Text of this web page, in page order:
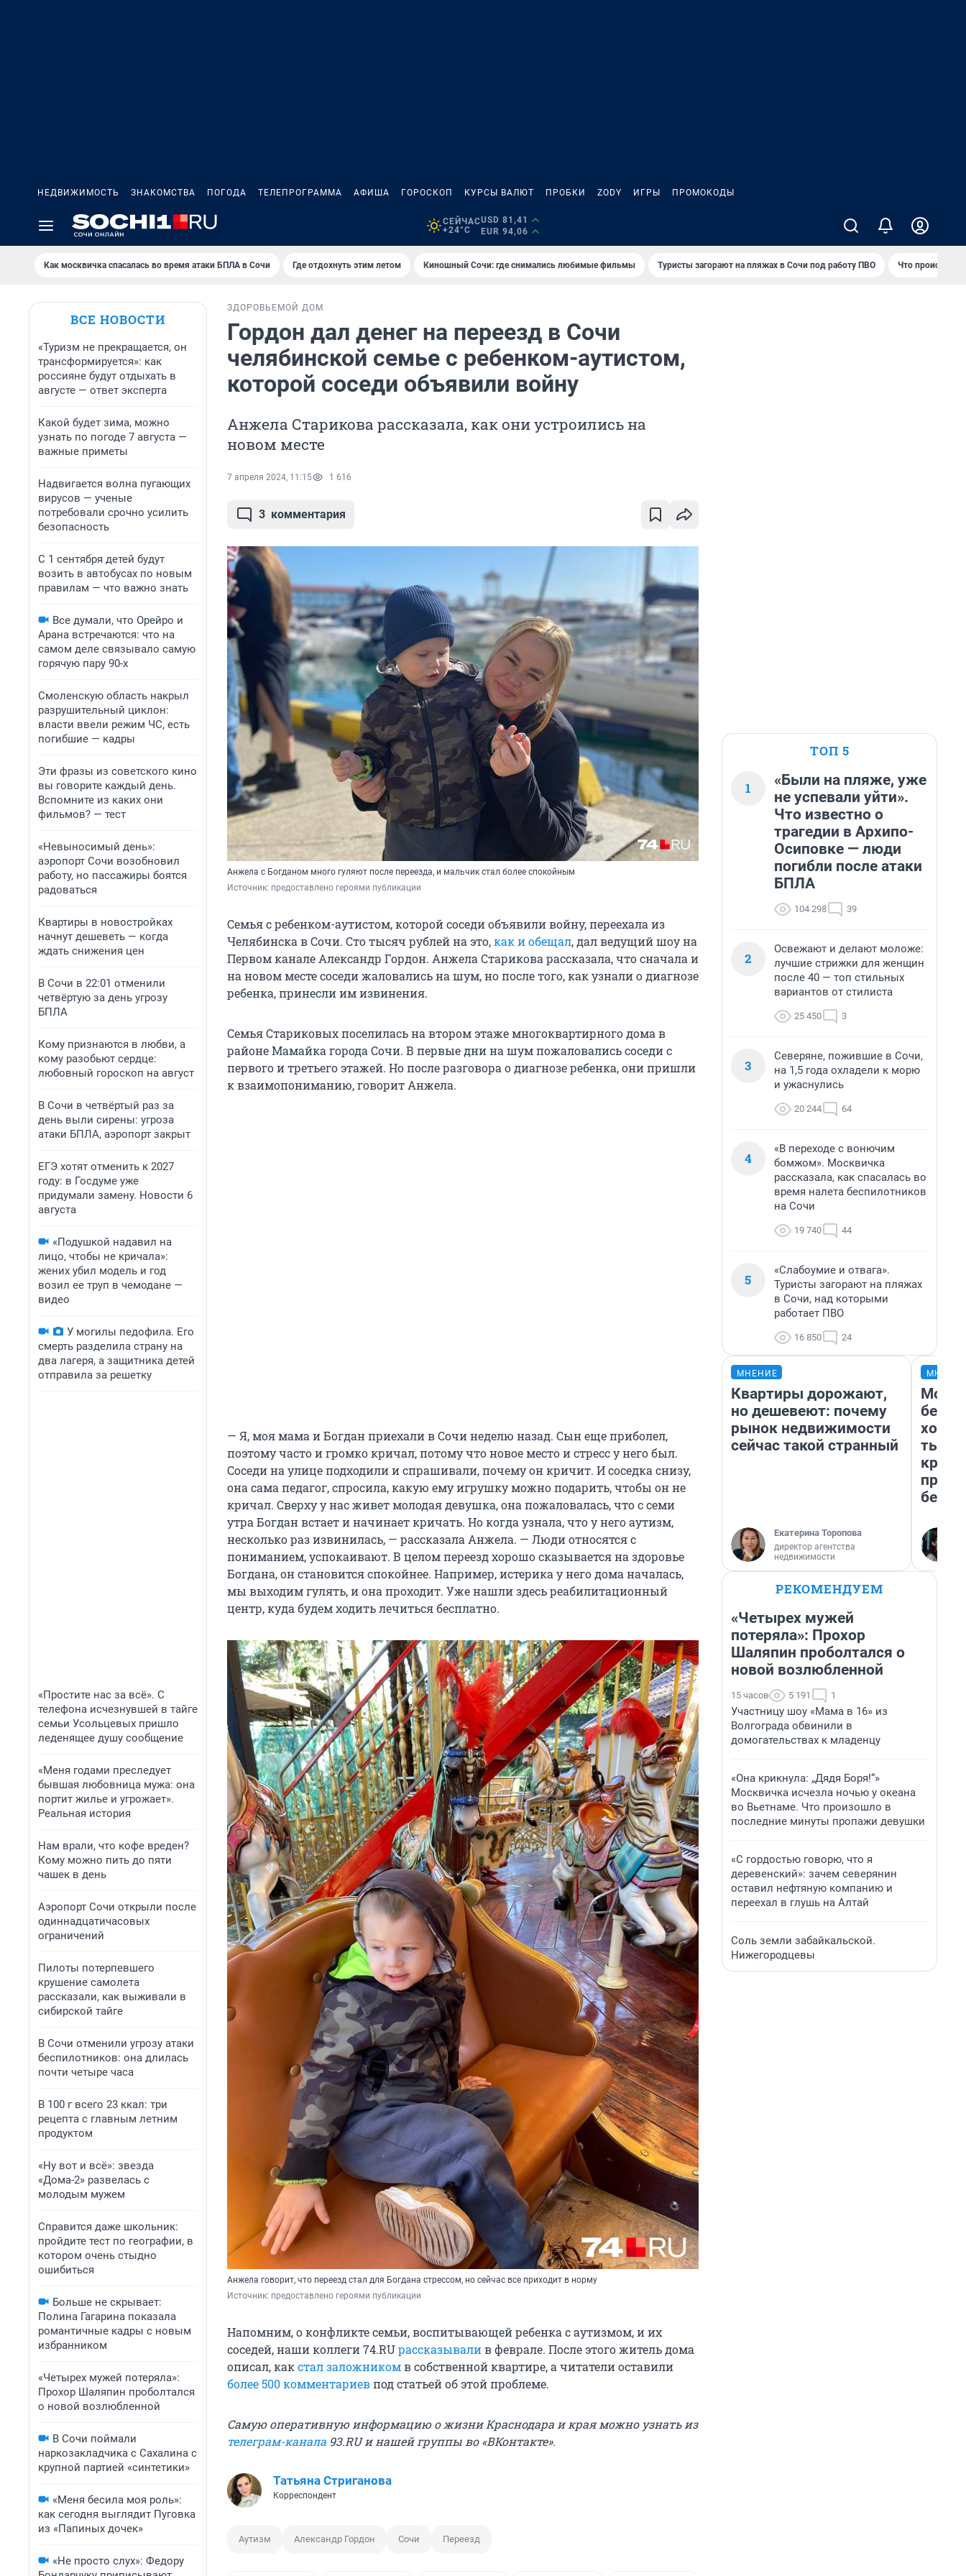
НЕДВИЖИМОСТЬ ЗНАКОМСТВА ПОГОДА ТЕЛЕПРОГРАММА АФИША ГОРОСКОП КУРСЫ ВАЛЮТ ПРОБКИ ZODY ИГРЫ ПРОМОКОДЫ
СЕЙЧАС
+24°C
USD 81,41
EUR 94,06
Как москвичка спасалась во время атаки БПЛА в Сочи Где отдохнуть этим летом Киношный Сочи: где снимались любимые фильмы Туристы загорают на пляжах в Сочи под работу ПВО Что происходит
ВСЕ НОВОСТИ
«Туризм не прекращается, он
трансформируется»: как
россияне будут отдыхать в
августе — ответ эксперта
Какой будет зима, можно
узнать по погоде 7 августа —
важные приметы
Надвигается волна пугающих
вирусов — ученые
потребовали срочно усилить
безопасность
С 1 сентября детей будут
возить в автобусах по новым
правилам — что важно знать
Все думали, что Орейро и
Арана встречаются: что на
самом деле связывало самую
горячую пару 90-х
Смоленскую область накрыл
разрушительный циклон:
власти ввели режим ЧС, есть
погибшие — кадры
Эти фразы из советского кино
вы говорите каждый день.
Вспомните из каких они
фильмов? — тест
«Невыносимый день»:
аэропорт Сочи возобновил
работу, но пассажиры боятся
радоваться
Квартиры в новостройках
начнут дешеветь — когда
ждать снижения цен
В Сочи в 22:01 отменили
четвёртую за день угрозу
БПЛА
Кому признаются в любви, а
кому разобьют сердце:
любовный гороскоп на август
В Сочи в четвёртый раз за
день выли сирены: угроза
атаки БПЛА, аэропорт закрыт
ЕГЭ хотят отменить к 2027
году: в Госдуме уже
придумали замену. Новости 6
августа
«Подушкой надавил на
лицо, чтобы не кричала»:
жених убил модель и год
возил ее труп в чемодане —
видео
У могилы педофила. Его
смерть разделила страну на
два лагеря, а защитника детей
отправила за решетку
«Простите нас за всё». С
телефона исчезнувшей в тайге
семьи Усольцевых пришло
леденящее душу сообщение
«Меня годами преследует
бывшая любовница мужа: она
портит жилье и угрожает».
Реальная история
Нам врали, что кофе вреден?
Кому можно пить до пяти
чашек в день
Аэропорт Сочи открыли после
одиннадцатичасовых
ограничений
Пилоты потерпевшего
крушение самолета
рассказали, как выживали в
сибирской тайге
В Сочи отменили угрозу атаки
беспилотников: она длилась
почти четыре часа
В 100 г всего 23 ккал: три
рецепта с главным летним
продуктом
«Ну вот и всё»: звезда
«Дома-2» развелась с
молодым мужем
Справится даже школьник:
пройдите тест по географии, в
котором очень стыдно
ошибиться
Больше не скрывает:
Полина Гагарина показала
романтичные кадры с новым
избранником
«Четырех мужей потеряла»:
Прохор Шаляпин проболтался
о новой возлюбленной
В Сочи поймали
наркозакладчика с Сахалина с
крупной партией «синтетики»
«Меня бесила моя роль»:
как сегодня выглядит Пуговка
из «Папиных дочек»
«Не просто слух»: Федору
ЗДОРОВЬЕ МОЙ ДОМ
Гордон дал денег на переезд в Сочи
челябинской семье с ребенком-аутистом,
которой соседи объявили войну
Анжела Старикова рассказала, как они устроились на
новом месте
7 апреля 2024, 11:15 1 616
3 комментария
Анжела с Богданом много гуляют после переезда, и мальчик стал более спокойным
Источник: предоставлено героями публикации
Семья с ребенком-аутистом, которой соседи объявили войну, переехала из
Челябинска в Сочи. Сто тысяч рублей на это,как и обещал, дал ведущий шоу на
Первом канале Александр Гордон. Анжела Старикова рассказала, что сначала и
на новом месте соседи жаловались на шум, но после того, как узнали о диагнозе
ребенка, принесли им извинения.
Семья Стариковых поселилась на втором этаже многоквартирного дома в
районе Мамайка города Сочи. В первые дни на шум пожаловались соседи с
первого и третьего этажей. Но после разговора о диагнозе ребенка, они пришли
к взаимопониманию, говорит Анжела.
— Я, моя мама и Богдан приехали в Сочи неделю назад. Сын еще приболел,
поэтому часто и громко кричал, потому что новое место и стресс у него был.
Соседи на улице подходили и спрашивали, почему он кричит. И соседка снизу,
она сама педагог, спросила, какую ему игрушку можно подарить, чтобы он не
кричал. Сверху у нас живет молодая девушка, она пожаловалась, что с семи
утра Богдан встает и начинает кричать. Но когда узнала, что у него аутизм,
несколько раз извинилась, — рассказала Анжела. — Люди относятся с
пониманием, успокаивают. В целом переезд хорошо сказывается на здоровье
Богдана, он становится спокойнее. Например, истерика у него дома началась,
мы выходим гулять, и она проходит. Уже нашли здесь реабилитационный
центр, куда будем ходить лечиться бесплатно.
Анжела говорит, что переезд стал для Богдана стрессом, но сейчас все приходит в норму
Источник: предоставлено героями публикации
Напомним, о конфликте семьи, воспитывающей ребенка с аутизмом, и их
соседей, наши коллеги 74.RUрассказывалив феврале. После этого житель дома
описал, какстал заложникомв собственной квартире, а читатели оставили
более 500 комментариевпод статьей об этой проблеме.
Самую оперативную информацию о жизни Краснодара и края можно узнать из
телеграм-канала 93.RU и нашей группы во «ВКонтакте».
Татьяна Стриганова
Корреспондент
Аутизм Александр Гордон Сочи Переезд
ТОП 5
1
«Были на пляже, уже
не успевали уйти».
Что известно о
трагедии в Архипо-
Осиповке — люди
погибли после атаки
БПЛА
104 298 39
2
Освежают и делают моложе:
лучшие стрижки для женщин
после 40 — топ стильных
вариантов от стилиста
25 450 3
3
Северяне, пожившие в Сочи,
на 1,5 года охладели к морю
и ужаснулись
20 244 64
4
«В переходе с вонючим
бомжом». Москвичка
рассказала, как спасалась во
время налета беспилотников
на Сочи
19 740 44
5
«Слабоумие и отвага».
Туристы загорают на пляжах
в Сочи, над которыми
работает ПВО
16 850 24
МНЕНИЕ
Квартиры дорожают,
но дешевеют: почему
рынок недвижимости
сейчас такой странный
Екатерина Торопова
директор агентства
недвижимости
Мой
РЕКОМЕНДУЕМ
«Четырех мужей
потеряла»: Прохор
Шаляпин проболтался о
новой возлюбленной
15 часов 5 191 1
Участницу шоу «Мама в 16» из
Волгограда обвинили в
домогательствах к младенцу
«Она крикнула: „Дядя Боря!“»
Москвичка исчезла ночью у океана
во Вьетнаме. Что произошло в
последние минуты пропажи девушки
«С гордостью говорю, что я
деревенский»: зачем северянин
оставил нефтяную компанию и
переехал в глушь на Алтай
Соль земли забайкальской.
Нижегородцевы